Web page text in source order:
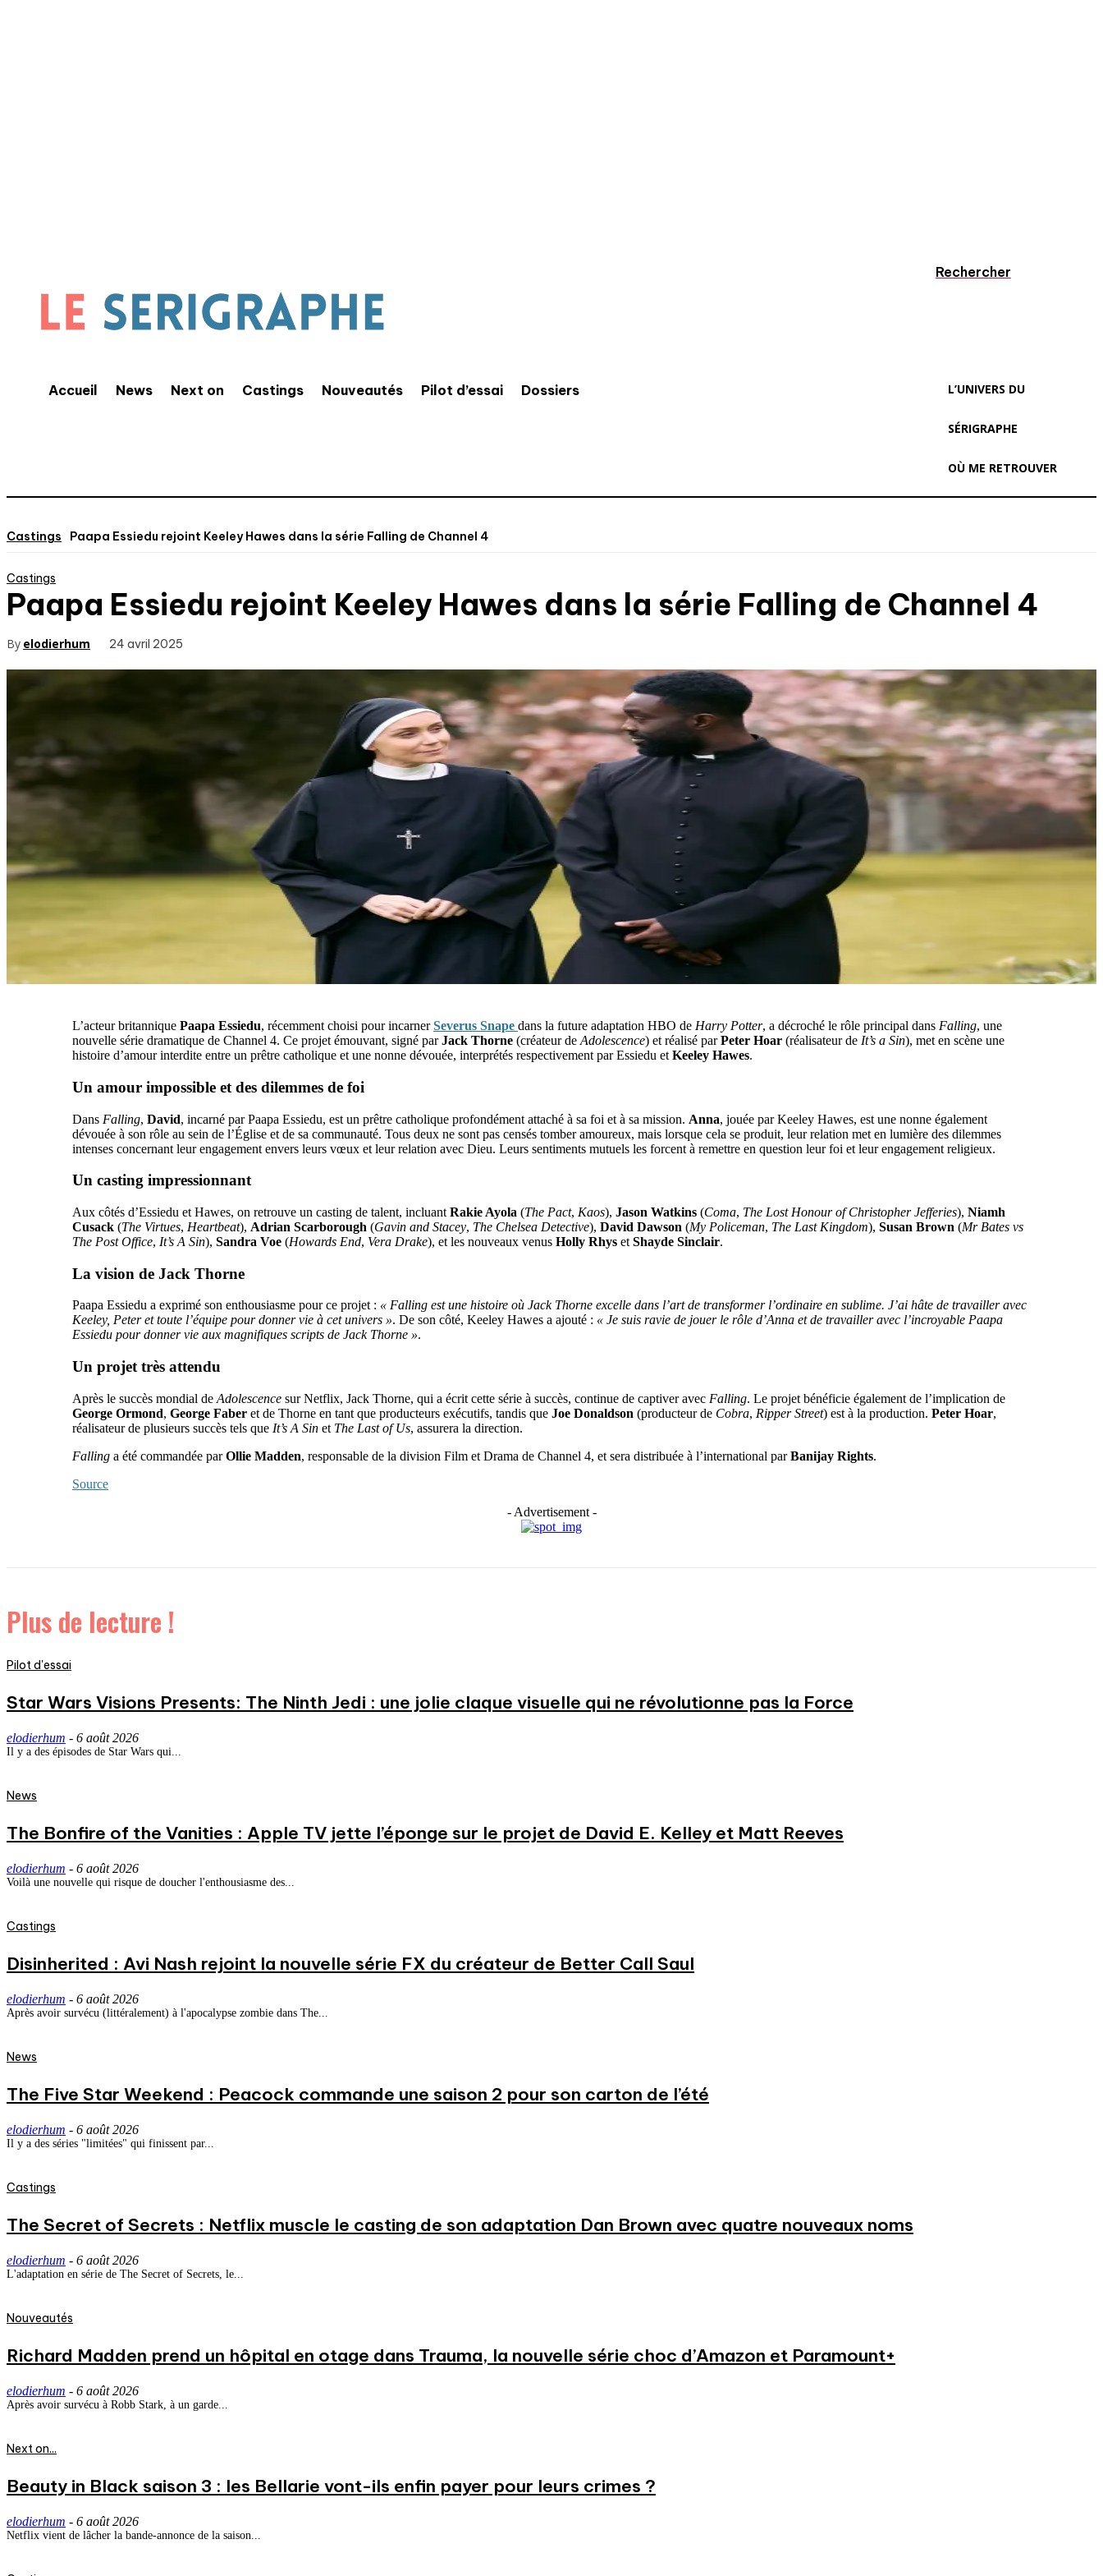
Accueil News Next on Castings Nouveautés Pilot d’essai Dossiers
Rechercher
L’UNIVERS DU
SÉRIGRAPHE
OÙ ME RETROUVER
Castings Paapa Essiedu rejoint Keeley Hawes dans la série Falling de Channel 4
Castings
Paapa Essiedu rejoint Keeley Hawes dans la série Falling de Channel 4
By elodierhum 24 avril 2025
L’acteur britannique Paapa Essiedu, récemment choisi pour incarnerSeverus Snape dans la future adaptation HBO de Harry Potter, a décroché le rôle principal dans Falling, une
nouvelle série dramatique de Channel 4. Ce projet émouvant, signé parJack Thorne (créateur de Adolescence) et réalisé parPeter Hoar (réalisateur de It’s a Sin), met en scène une
histoire d’amour interdite entre un prêtre catholique et une nonne dévouée, interprétés respectivement par Essiedu et Keeley Hawes.
Un amour impossible et des dilemmes de foi
Dans Falling, David, incarné par Paapa Essiedu, est un prêtre catholique profondément attaché à sa foi et à sa mission. Anna, jouée par Keeley Hawes, est une nonne également
dévouée à son rôle au sein de l’Église et de sa communauté. Tous deux ne sont pas censés tomber amoureux, mais lorsque cela se produit, leur relation met en lumière des dilemmes
intenses concernant leur engagement envers leurs vœux et leur relation avec Dieu. Leurs sentiments mutuels les forcent à remettre en question leur foi et leur engagement religieux.
Un casting impressionnant
Aux côtés d’Essiedu et Hawes, on retrouve un casting de talent, incluant Rakie Ayola (The Pact, Kaos), Jason Watkins (Coma, The Lost Honour of Christopher Jefferies), Niamh
Cusack (The Virtues, Heartbeat), Adrian Scarborough (Gavin and Stacey, The Chelsea Detective), David Dawson (My Policeman, The Last Kingdom), Susan Brown (Mr Bates vs
The Post Office, It’s A Sin), Sandra Voe (Howards End, Vera Drake), et les nouveaux venus Holly Rhys et Shayde Sinclair.
La vision de Jack Thorne
Paapa Essiedu a exprimé son enthousiasme pour ce projet : « Falling est une histoire où Jack Thorne excelle dans l’art de transformer l’ordinaire en sublime. J’ai hâte de travailler avec
Keeley, Peter et toute l’équipe pour donner vie à cet univers ». De son côté, Keeley Hawes a ajouté : « Je suis ravie de jouer le rôle d’Anna et de travailler avec l’incroyable Paapa
Essiedu pour donner vie aux magnifiques scripts de Jack Thorne ».
Un projet très attendu
Après le succès mondial de Adolescence sur Netflix, Jack Thorne, qui a écrit cette série à succès, continue de captiver avec Falling. Le projet bénéficie également de l’implication de
George Ormond, George Faber et de Thorne en tant que producteurs exécutifs, tandis que Joe Donaldson (producteur de Cobra, Ripper Street) est à la production. Peter Hoar,
réalisateur de plusieurs succès tels que It’s A Sin et The Last of Us, assurera la direction.
Falling a été commandée parOllie Madden, responsable de la division Film et Drama de Channel 4, et sera distribuée à l’international parBanijay Rights.
Source
- Advertisement -
Plus de lecture !
Pilot d'essai
Star Wars Visions Presents: The Ninth Jedi : une jolie claque visuelle qui ne révolutionne pas la Force
elodierhum - 6 août 2026
Il y a des épisodes de Star Wars qui...
News
The Bonfire of the Vanities : Apple TV jette l’éponge sur le projet de David E. Kelley et Matt Reeves
elodierhum - 6 août 2026
Voilà une nouvelle qui risque de doucher l'enthousiasme des...
Castings
Disinherited : Avi Nash rejoint la nouvelle série FX du créateur de Better Call Saul
elodierhum - 6 août 2026
Après avoir survécu (littéralement) à l'apocalypse zombie dans The...
News
The Five Star Weekend : Peacock commande une saison 2 pour son carton de l’été
elodierhum - 6 août 2026
Il y a des séries "limitées" qui finissent par...
Castings
The Secret of Secrets : Netflix muscle le casting de son adaptation Dan Brown avec quatre nouveaux noms
elodierhum - 6 août 2026
L'adaptation en série de The Secret of Secrets, le...
Nouveautés
Richard Madden prend un hôpital en otage dans Trauma, la nouvelle série choc d’Amazon et Paramount+
elodierhum - 6 août 2026
Après avoir survécu à Robb Stark, à un garde...
Next on...
Beauty in Black saison 3 : les Bellarie vont-ils enfin payer pour leurs crimes ?
elodierhum - 6 août 2026
Netflix vient de lâcher la bande-annonce de la saison...